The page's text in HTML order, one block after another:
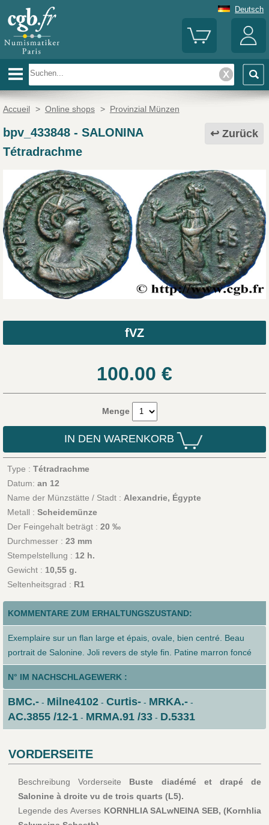
Deutsch
Accueil > Online shops > Provinzial Münzen
Zurück
bpv_433848- SALONINA
Tétradrachme
fVZ
100.00 €
Menge
IN DEN WARENKORB
Type : Tétradrachme
Datum: an 12
Name der Münzstätte / Stadt : Alexandrie, Égypte
Metall : Scheidemünze
Der Feingehalt beträgt : 20 ‰
Durchmesser : 23 mm
Stempelstellung : 12 h.
Gewicht : 10,55 g.
Seltenheitsgrad : R1
KOMMENTARE ZUM ERHALTUNGSZUSTAND:
Exemplaire sur un flan large et épais, ovale, bien centré. Beau
portrait de Salonine. Joli revers de style fin. Patine marron foncé
N° IM NACHSCHLAGEWERK :
BMC.-- Milne4102- Curtis-- MRKA.--
AC.3855 /12-1- MRMA.91 /33- D.5331
VORDERSEITE
Beschreibung Vorderseite Buste diadémé et drapé de
Salonine à droite vu de trois quarts (L5).
Legende des Averses KORNHLIA SALwNEINA SEB, (Kornhlia